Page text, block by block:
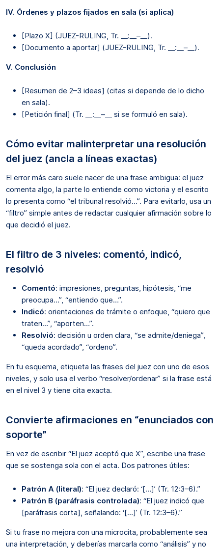
IV. Órdenes y plazos fijados en sala (si aplica)
[Plazo X] (JUEZ-RULING, Tr. __:__–__).
[Documento a aportar] (JUEZ-RULING, Tr. __:__–__).
V. Conclusión
[Resumen de 2–3 ideas] (citas si depende de lo dicho
en sala).
[Petición final] (Tr. __:__–__ si se formuló en sala).
Cómo evitar malinterpretar una resolución
del juez (ancla a líneas exactas)
El error más caro suele nacer de una frase ambigua: el juez
comenta algo, la parte lo entiende como victoria y el escrito
lo presenta como “el tribunal resolvió…”. Para evitarlo, usa un
“filtro” simple antes de redactar cualquier afirmación sobre lo
que decidió el juez.
El filtro de 3 niveles: comentó, indicó,
resolvió
Comentó: impresiones, preguntas, hipótesis, “me
preocupa…”, “entiendo que…”.
Indicó: orientaciones de trámite o enfoque, “quiero que
traten…”, “aporten…”.
Resolvió: decisión u orden clara, “se admite/deniega”,
“queda acordado”, “ordeno”.
En tu esquema, etiqueta las frases del juez con uno de esos
niveles, y solo usa el verbo “resolver/ordenar” si la frase está
en el nivel 3 y tiene cita exacta.
Convierte afirmaciones en “enunciados con
soporte”
En vez de escribir “El juez aceptó que X”, escribe una frase
que se sostenga sola con el acta. Dos patrones útiles:
Patrón A (literal): “El juez declaró: ‘[…]’ (Tr. 12:3–6).”
Patrón B (paráfrasis controlada): “El juez indicó que
[paráfrasis corta], señalando: ‘[…]’ (Tr. 12:3–6).”
Si tu frase no mejora con una microcita, probablemente sea
una interpretación, y deberías marcarla como “análisis” y no